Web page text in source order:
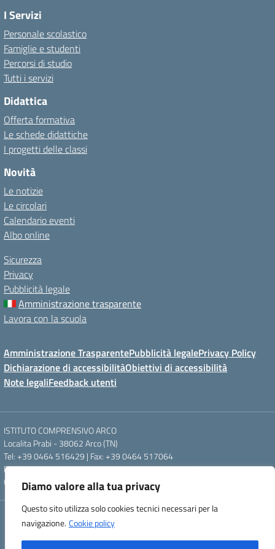
Diamo valore alla tua privacy
Questo sito utilizza solo cookies tecnici necessari per la
navigazione. Cookie policy
I Servizi
Personale scolastico
Famiglie e studenti
Percorsi di studio
Tutti i servizi
Didattica
Offerta formativa
Le schede didattiche
I progetti delle classi
Novità
Le notizie
Le circolari
Calendario eventi
Albo online
Sicurezza
Privacy
Pubblicità legale
Amministrazione trasparente
Lavora con la scuola
Amministrazione TrasparentePubblicità legalePrivacy Policy
Dichiarazione di accessibilitàObiettivi di accessibilità
Note legaliFeedback utenti
ISTITUTO COMPRENSIVO ARCO
Localita Prabi - 38062 Arco (TN)
Tel: +39 0464 516429 | Fax: +39 0464 517064
Email: segr.ic.arco@scuole.provincia.tn.it | PEC: ic.arco@pec.provincia.tn.it
Codice meccanografico: TNIC840005 | Codice fiscale: 93012960220
Concept & Design by Designers Italia